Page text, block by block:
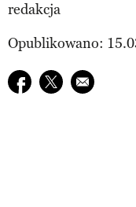
redakcja
Opublikowano:
Udostępnij na
Udostępnij na
E-mail do